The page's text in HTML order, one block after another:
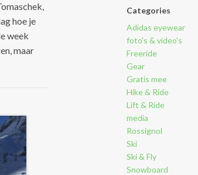
hoe je
week
maar
Categories
Adidas eyewear
foto's & video's
Freeride
Gear
Gratis mee
Hike & Ride
Lift & Ride
media
Rossignol
Ski
Ski & Fly
Snowboard